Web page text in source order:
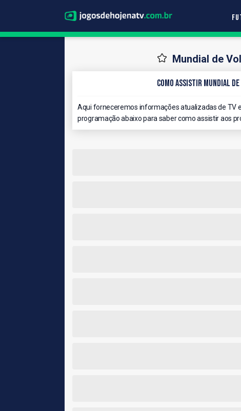
Mundial de
Como Assistir Mundial
Aqui forneceremos informações atualizadas de TV
programação abaixo para saber como assistir aos